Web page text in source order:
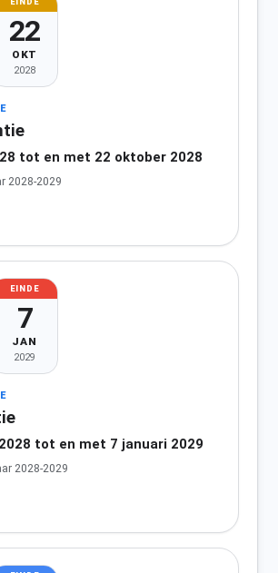
22
OKT
2028
tot en met 22 oktober 2028
2028-2029
EINDE
7
JAN
2029
tot en met 7 januari 2029
2028-2029